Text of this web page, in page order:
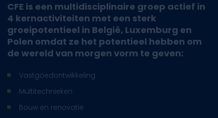
CFE is een multidisciplinaire groep actief in
4 kernactiviteiten met een sterk
groeipotentieel in België, Luxemburg en
Polen omdat ze het potentieel hebben om
de wereld van morgen vorm te geven:
Vastgoedontwikkeling
Multitechnieken
Bouw en renovatie